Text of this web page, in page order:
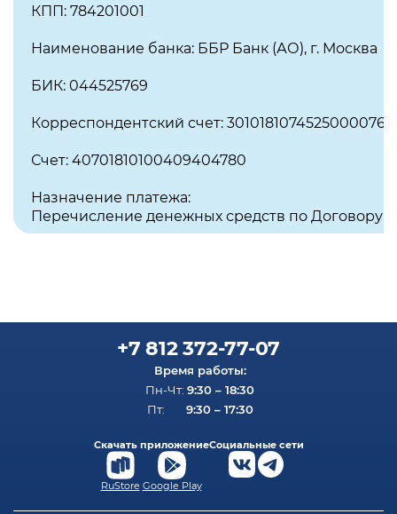
КПП: 784201001
Наименование банка: ББР Банк (АО), г. Москва
БИК: 044525769
Корреспондентский счет: 30101810745250000769
Счет: 40701810100409404780
Назначение платежа:
Перечисление денежных средств по Договору
+7 812 372-77-07
Время работы:
Пн-Чт: 9:30 – 18:30
Пт: 9:30 – 17:30
Скачать приложение
RuStore Google Play
Социальные сети